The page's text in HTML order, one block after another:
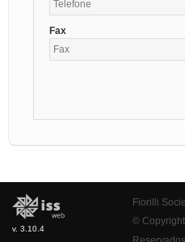
Fax
v. 3.10.4
Fiorilli
©